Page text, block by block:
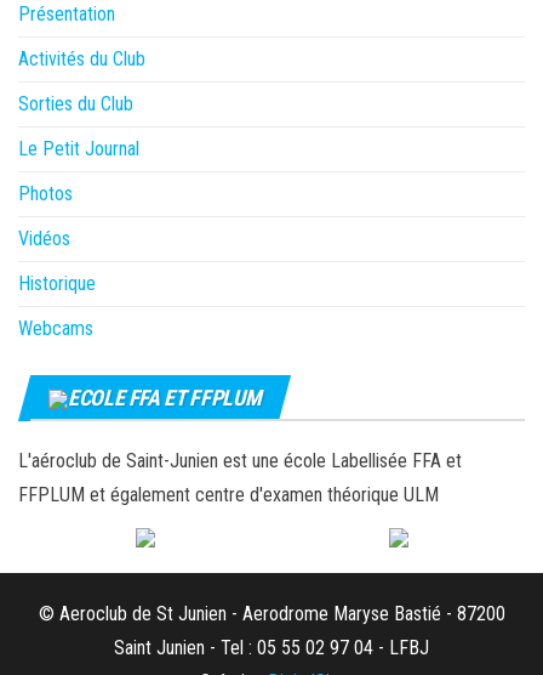
Présentation
Activités du Club
Sorties du Club
Le Petit Journal
Photos
Vidéos
Historique
Webcams
ECOLE FFA ET FFPLUM
L'aéroclub de Saint-Junien est une école Labellisée FFA et
FFPLUM et également centre d'examen théorique ULM
© Aeroclub de St Junien - Aerodrome Maryse Bastié - 87200
Saint Junien - Tel : 05 55 02 97 04 - LFBJ